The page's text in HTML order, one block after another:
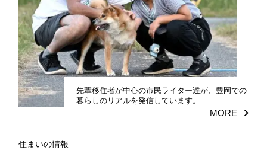
先輩移住者が中心の市民ライター達が、豊岡での
暮らしのリアルを発信しています。
MORE
住まいの情報